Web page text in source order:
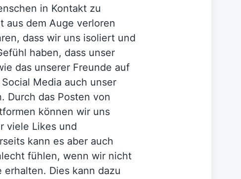
in Kontakt zu
aus dem Auge verloren
dass wir uns isoliert und
haben, dass unser
das unserer Freunde auf
Media auch unser
Durch das Posten von
können wir uns
viele Likes und
kann es aber auch
fühlen, wenn wir nicht
erhalten. Dies kann dazu